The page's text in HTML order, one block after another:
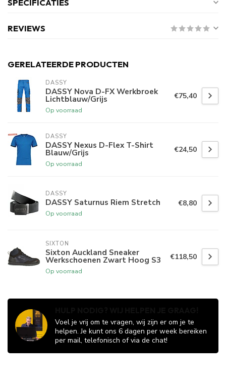
SPECIFICATIES
REVIEWS
GERELATEERDE PRODUCTEN
DASSY
DASSY Nova D-FX Werkbroek
Lichtblauw/Grijs
Op voorraad
€75,40
DASSY
DASSY Nexus D-Flex T-Shirt
Blauw/Grijs
Op voorraad
€24,50
DASSY
DASSY Saturnus Riem Stretch
Op voorraad
€8,80
SIXTON
Sixton Auckland Sneaker
Werkschoenen Zwart Hoog S3
Op voorraad
€118,50
Voel je vrij om te vragen, wij zijn er om je te
helpen. Je kunt ons 6 dagen per week bereiken
per mail, telefonisch of via de chat!